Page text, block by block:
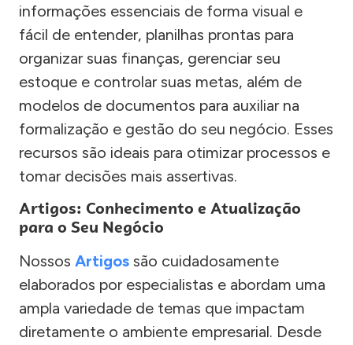
informações essenciais de forma visual e
fácil de entender, planilhas prontas para
organizar suas finanças, gerenciar seu
estoque e controlar suas metas, além de
modelos de documentos para auxiliar na
formalização e gestão do seu negócio. Esses
recursos são ideais para otimizar processos e
tomar decisões mais assertivas.
Artigos: Conhecimento e Atualização
para o Seu Negócio
Nossos Artigos são cuidadosamente
elaborados por especialistas e abordam uma
ampla variedade de temas que impactam
diretamente o ambiente empresarial. Desde